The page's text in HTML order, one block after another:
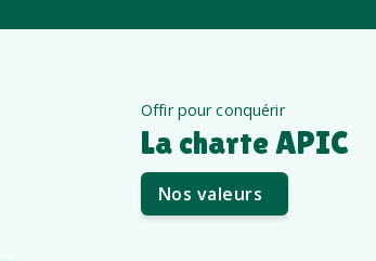
Offir pour conquérir
La charte APIC
Nos valeurs